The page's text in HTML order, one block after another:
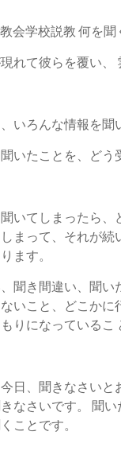
会学校説教 何を聞
現れて彼らを覆い
いろんな情報を聞
いたことを、どう
いてしまったら、
まって、それが
ます。
聞き間違い、聞
いこと、どこか
りになっているこ
日、聞きなさいと
なさいです。 聞
ことです。